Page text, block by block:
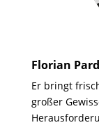
Florian
Er bringt
großer